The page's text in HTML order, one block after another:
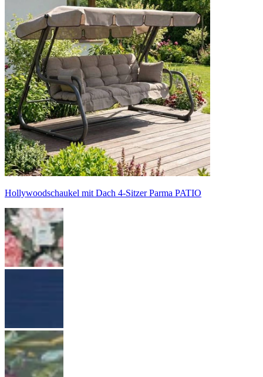
Hollywoodschaukel mit Dach 4-Sitzer Parma PATIO